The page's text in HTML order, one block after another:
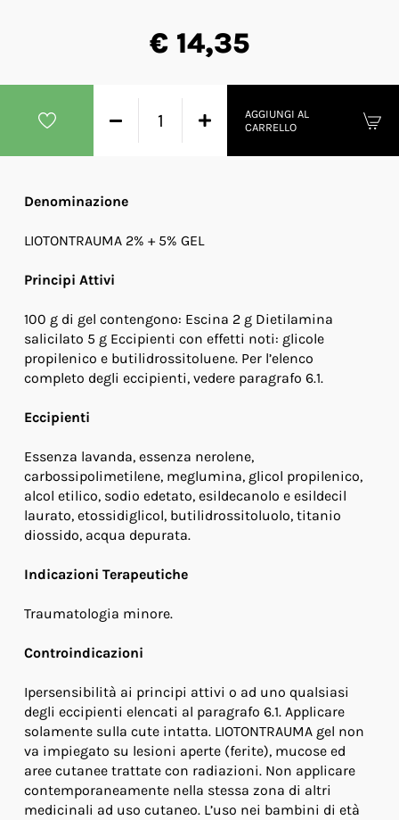
€ 14,35
AGGIUNGI AL
CARRELLO
Denominazione
LIOTONTRAUMA 2% + 5% GEL
Principi Attivi
100 g di gel contengono: Escina 2 g Dietilamina
salicilato 5 g Eccipienti con effetti noti: glicole
propilenico e butilidrossitoluene. Per l’elenco
completo degli eccipienti, vedere paragrafo 6.1.
Eccipienti
Essenza lavanda, essenza nerolene,
carbossipolimetilene, meglumina, glicol propilenico,
alcol etilico, sodio edetato, esildecanolo e esildecil
laurato, etossidiglicol, butilidrossitoluolo, titanio
diossido, acqua depurata.
Indicazioni Terapeutiche
Traumatologia minore.
Controindicazioni
Ipersensibilità ai principi attivi o ad uno qualsiasi
degli eccipienti elencati al paragrafo 6.1. Applicare
solamente sulla cute intatta. LIOTONTRAUMA gel non
va impiegato su lesioni aperte (ferite), mucose ed
aree cutanee trattate con radiazioni. Non applicare
contemporaneamente nella stessa zona di altri
medicinali ad uso cutaneo. L’uso nei bambini di età